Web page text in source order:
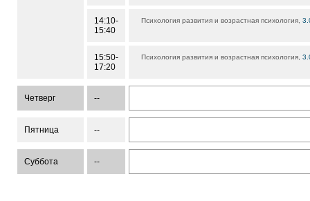
14:10-
15:40
Психология развития и возрастная психология,
15:50-
17:20
Психология развития и возрастная психология,
Четверг --
Пятница --
Суббота --